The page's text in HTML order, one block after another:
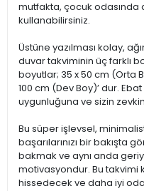
mutfakta, çocuk odasında
kullanabilirsiniz.
Üstüne yazılması kolay,
duvar takviminin üç farklı
boyutlar; 35 x 50 cm (Orta
100 cm (Dev Boy)’ dur.
uygunluğuna ve sizin
Bu süper işlevsel,
başarılarınızı bir bakışta
bakmak ve aynı anda
motivasyondur. Bu takvimi
hissedecek ve daha iyi